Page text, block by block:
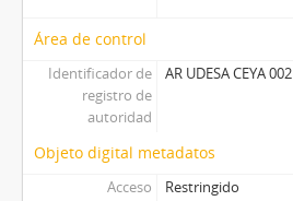
Área de control
Identificador de
registro de
autoridad
AR UDESA CEYA 002
Objeto digital metadatos
Acceso
Restringido